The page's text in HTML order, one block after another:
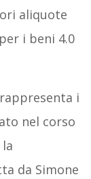
aliquote
i beni 4.0
i
nel corso
da Simone